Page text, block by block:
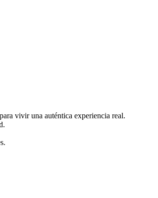
vivir una auténtica experiencia real.